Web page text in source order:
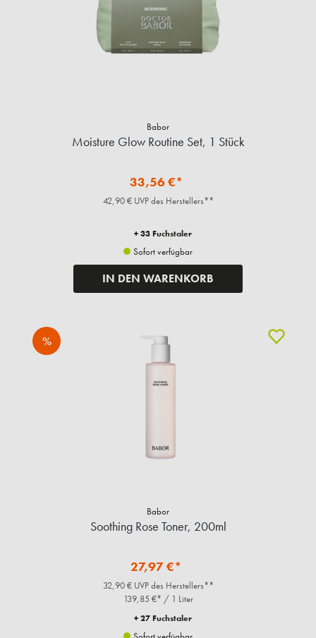
Babor
Moisture Glow Routine Set, 1 Stück
33,56 €*
42,90 € UVP des Herstellers**
+ 33 Fuchstaler
Sofort verfügbar
IN DEN WARENKORB
%
Babor
Soothing Rose Toner, 200ml
27,97 €*
32,90 € UVP des Herstellers**
139,85 €* / 1 Liter
+ 27 Fuchstaler